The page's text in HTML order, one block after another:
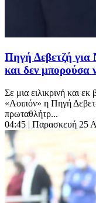
Πηγή Δεβετζή
και δεν μπορούσα
Σε μια ειλικρινή και
«Λοιπόν» η Πηγή
πρωταθλήτρ...
04:45 | Παρασκευή 25